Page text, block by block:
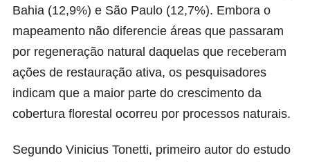
Bahia (12,9%) e São Paulo (12,7%). Embora o
mapeamento não diferencie áreas que passaram
por regeneração natural daquelas que receberam
ações de restauração ativa, os pesquisadores
indicam que a maior parte do crescimento da
cobertura florestal ocorreu por processos naturais.
Segundo Vinicius Tonetti, primeiro autor do estudo